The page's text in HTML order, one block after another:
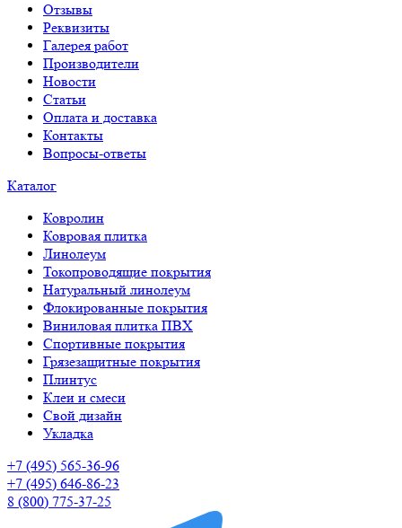
Отзывы
Реквизиты
Галерея работ
Производители
Новости
Статьи
Оплата и доставка
Контакты
Вопросы-ответы
Каталог
Ковролин
Ковровая плитка
Линолеум
Токопроводящие покрытия
Натуральный линолеум
Флокированные покрытия
Виниловая плитка ПВХ
Спортивные покрытия
Грязезащитные покрытия
Плинтус
Клеи и смеси
Свой дизайн
Укладка
+7 (495) 565-36-96
+7 (495) 646-86-23
8 (800) 775-37-25